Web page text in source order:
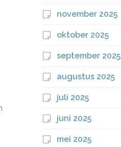
november 2025
oktober 2025
september 2025
augustus 2025
juli 2025
juni 2025
mei 2025